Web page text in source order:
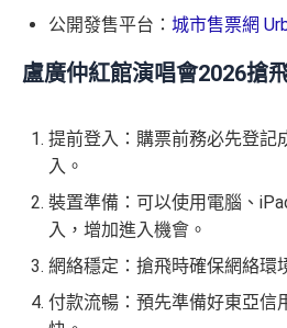
公開發售平台： 城市售票網
盧廣仲紅館演唱會2026搶
提前登入：購票前務必先登記
入。
裝置準備：可以使用電腦、
入，增加進入機會。
網絡穩定：搶飛時確保網絡環
付款流暢：預先準備好東亞信